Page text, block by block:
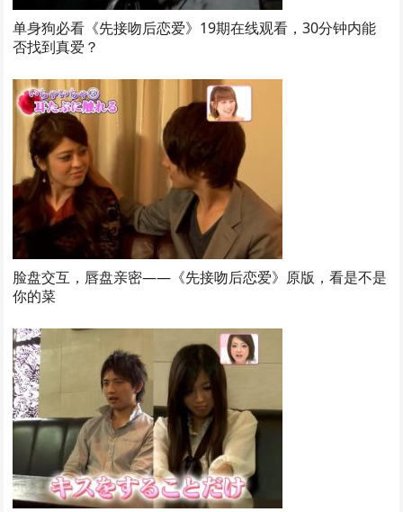
单身狗必看《先接吻后恋爱》19期在线观看，30分钟内能
否找到真爱？
脸盘交互，唇盘亲密——《先接吻后恋爱》原版，看是不是
你的菜